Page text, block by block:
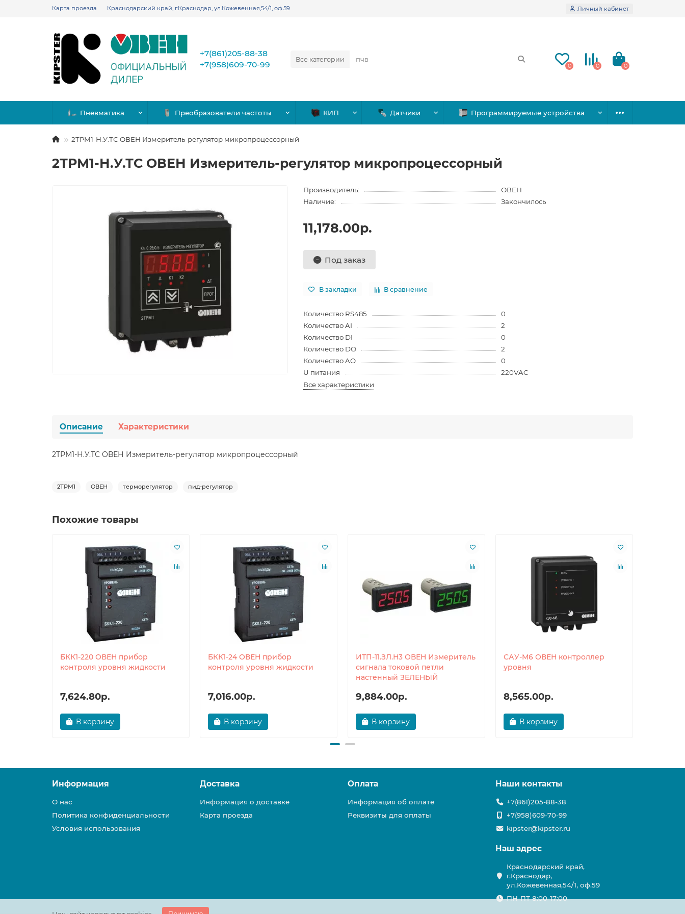
Карта проезда Краснодарский край, г.Краснодар, ул.Кожевенная,54/1, оф.59 Личный кабинет
Все категории
+7(861)205-88-38
+7(958)609-70-99
0 0 0
Пневматика Преобразователи частоты КИП Датчики Программируемые устройства
2ТРМ1-Н.У.ТС ОВЕН Измеритель-регулятор микропроцессорный
2ТРМ1-Н.У.ТС ОВЕН Измеритель-регулятор микропроцессорный
Производитель:
ОВЕН
Наличие:
Закончилось
11,178.00р.
Под заказ
В закладки В сравнение
Количество RS485
0
Количество AI
2
Количество DI
0
Количество DO
2
Количество AO
0
U питания
220VAC
Все характеристики
Описание Характеристики
2ТРМ1-Н.У.ТС ОВЕН Измеритель-регулятор микропроцессорный
2ТРМ1 ОВЕН терморегулятор пид-регулятор
Похожие товары
БКК1-220 ОВЕН прибор
контроля уровня жидкости
7,624.80р.
В корзину
БКК1-24 ОВЕН прибор
контроля уровня жидкости
7,016.00р.
В корзину
ИТП-11.ЗЛ.Н3 ОВЕН Измеритель
сигнала токовой петли
настенный ЗЕЛЕНЫЙ
9,884.00р.
В корзину
САУ-М6 ОВЕН контроллер
уровня
8,565.00р.
В корзину
Информация
О нас
Политика конфиденциальности
Условия использования
Доставка
Информация о доставке
Карта проезда
Оплата
Информация об оплате
Реквизиты для оплаты
Наши контакты
+7(861)205-88-38
+7(958)609-70-99
kipster@kipster.ru
Наш адрес
Краснодарский край,
г.Краснодар,
ул.Кожевенная,54/1, оф.59
ПН-ПТ 8:00-17:00